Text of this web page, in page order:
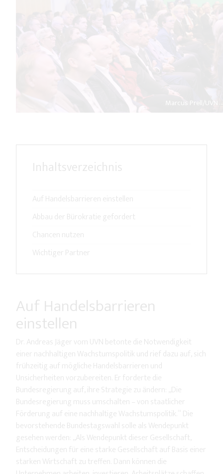
Marcus Prell/UVN
Inhaltsverzeichnis
Auf Handelsbarrieren einstellen
Abbau der Bürokratie gefordert
Chancen nutzen
Wichtiger Partner
Auf Handelsbarrieren
einstellen
Dr. Andreas Jäger vom UVN betonte die Notwendigkeit
einer nachhaltigen Wachstumspolitik und rief dazu auf, sich
frühzeitig auf mögliche Handelsbarrieren und
Unsicherheiten vorzubereiten. Er forderte die
Bundesregierung auf, ihre Strategie zu ändern: „Die
Bundesregierung muss umschalten – von staatlicher
Förderung auf eine nachhaltige Wachstumspolitik.“ Die
bevorstehende Bundestagswahl solle als Wendepunkt
gesehen werden: „Als Wendepunkt dieser Gesellschaft,
Entscheidungen für eine starke Gesellschaft auf Basis einer
starken Wirtschaft zu treffen. Dann können die